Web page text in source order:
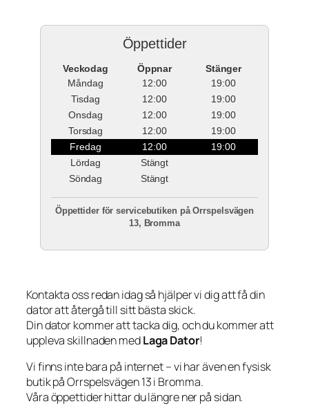
Öppettider
Veckodag Öppnar
Stänger
Måndag
12:00
19:00
Tisdag
12:00
19:00
Onsdag
12:00
19:00
Torsdag
12:00
19:00
Fredag
12:00
19:00
Lördag
Stängt
Söndag
Stängt
Öppettider för servicebutiken på Orrspelsvägen
13, Bromma
Kontakta oss redan idag så hjälper vi dig att få din
dator att återgå till sitt bästa skick.
Din dator kommer att tacka dig, och du kommer att
uppleva skillnaden medLaga Dator!
Vi finns inte bara på internet – vi har även en fysisk
butik på Orrspelsvägen 13 i Bromma.
Våra öppettider hittar du längre ner på sidan.